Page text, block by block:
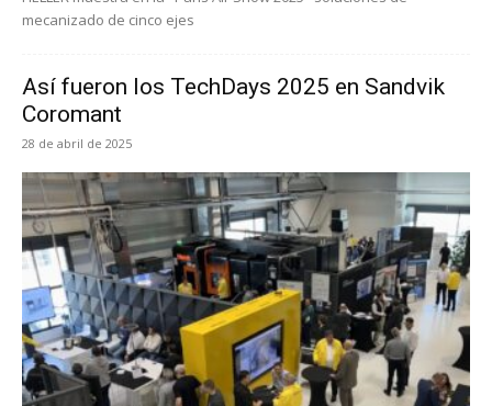
mecanizado de cinco ejes
Así fueron los TechDays 2025 en Sandvik
Coromant
28 de abril de 2025